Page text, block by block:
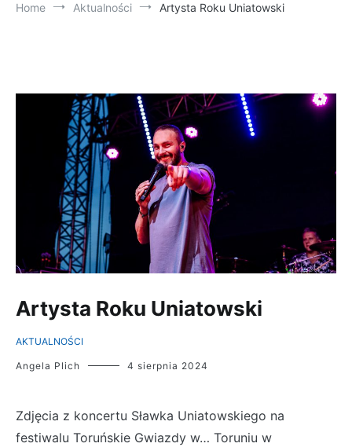
Home Aktualności Artysta Roku Uniatowski
Artysta Roku Uniatowski
AKTUALNOŚCI
Angela Plich 4 sierpnia 2024
Zdjęcia z koncertu Sławka Uniatowskiego na
festiwalu Toruńskie Gwiazdy w… Toruniu w